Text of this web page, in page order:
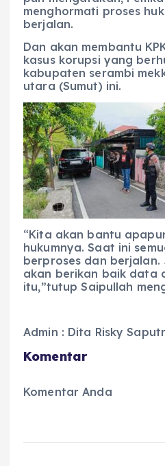
menghormati proses
berjalan.
Dan akan membantu
kasus korupsi yang
kabupaten serambi
utara (Sumut) ini.
“Kita akan bantu
hukumnya. Saat ini
berproses dan berjalan.
akan berikan baik data
itu,”tutup Saipullah
Admin : Dita Risky
Komentar
Komentar Anda